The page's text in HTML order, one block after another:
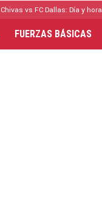
Chivas vs FC Dallas: Día y hora
FUERZAS BÁSICAS